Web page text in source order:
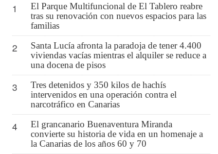
1
El Parque Multifuncional de El Tablero reabre
tras su renovación con nuevos espacios para las
familias
2
Santa Lucía afronta la paradoja de tener 4.400
viviendas vacías mientras el alquiler se reduce a
una docena de pisos
3
Tres detenidos y 350 kilos de hachís
intervenidos en una operación contra el
narcotráfico en Canarias
4
El grancanario Buenaventura Miranda
convierte su historia de vida en un homenaje a
la Canarias de los años 60 y 70